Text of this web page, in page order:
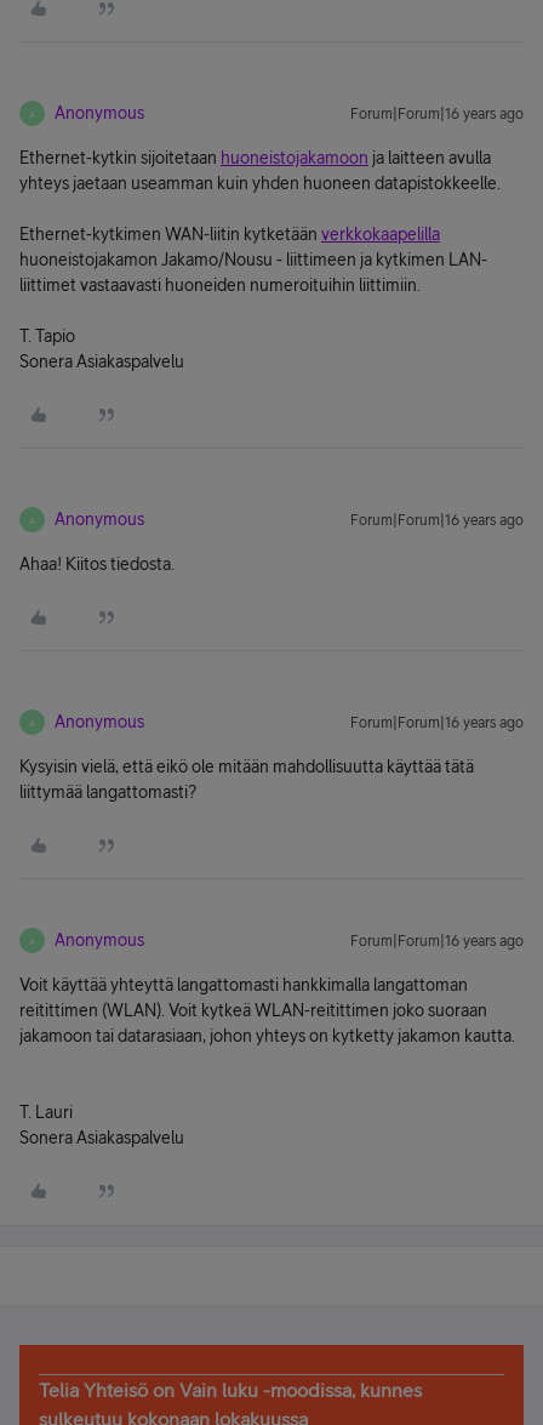
A Anonymous Forum|Forum|16 years ago
Ethernet-kytkin sijoitetaan huoneistojakamoon ja laitteen avulla
yhteys jaetaan useamman kuin yhden huoneen datapistokkeelle.
Ethernet-kytkimen WAN-liitin kytketään verkkokaapelilla
huoneistojakamon Jakamo/Nousu - liittimeen ja kytkimen LAN-
liittimet vastaavasti huoneiden numeroituihin liittimiin.
T. Tapio
Sonera Asiakaspalvelu
A Anonymous Forum|Forum|16 years ago
Ahaa! Kiitos tiedosta.
A Anonymous Forum|Forum|16 years ago
Kysyisin vielä, että eikö ole mitään mahdollisuutta käyttää tätä
liittymää langattomasti?
A Anonymous Forum|Forum|16 years ago
Voit käyttää yhteyttä langattomasti hankkimalla langattoman
reitittimen (WLAN). Voit kytkeä WLAN-reitittimen joko suoraan
jakamoon tai datarasiaan, johon yhteys on kytketty jakamon kautta.
T. Lauri
Sonera Asiakaspalvelu
Telia Yhteisö on Vain luku -moodissa, kunnes
sulkeutuu kokonaan lokakuussa